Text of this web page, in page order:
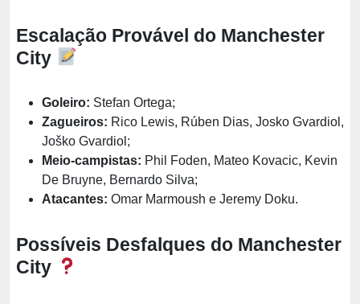
Escalação Provável do Manchester
City
Goleiro: Stefan Ortega;
Zagueiros: Rico Lewis, Rúben Dias, Josko Gvardiol,
Joško Gvardiol;
Meio-campistas: Phil Foden, Mateo Kovacic, Kevin
De Bruyne, Bernardo Silva;
Atacantes: Omar Marmoush e Jeremy Doku.​
Possíveis Desfalques do Manchester
City